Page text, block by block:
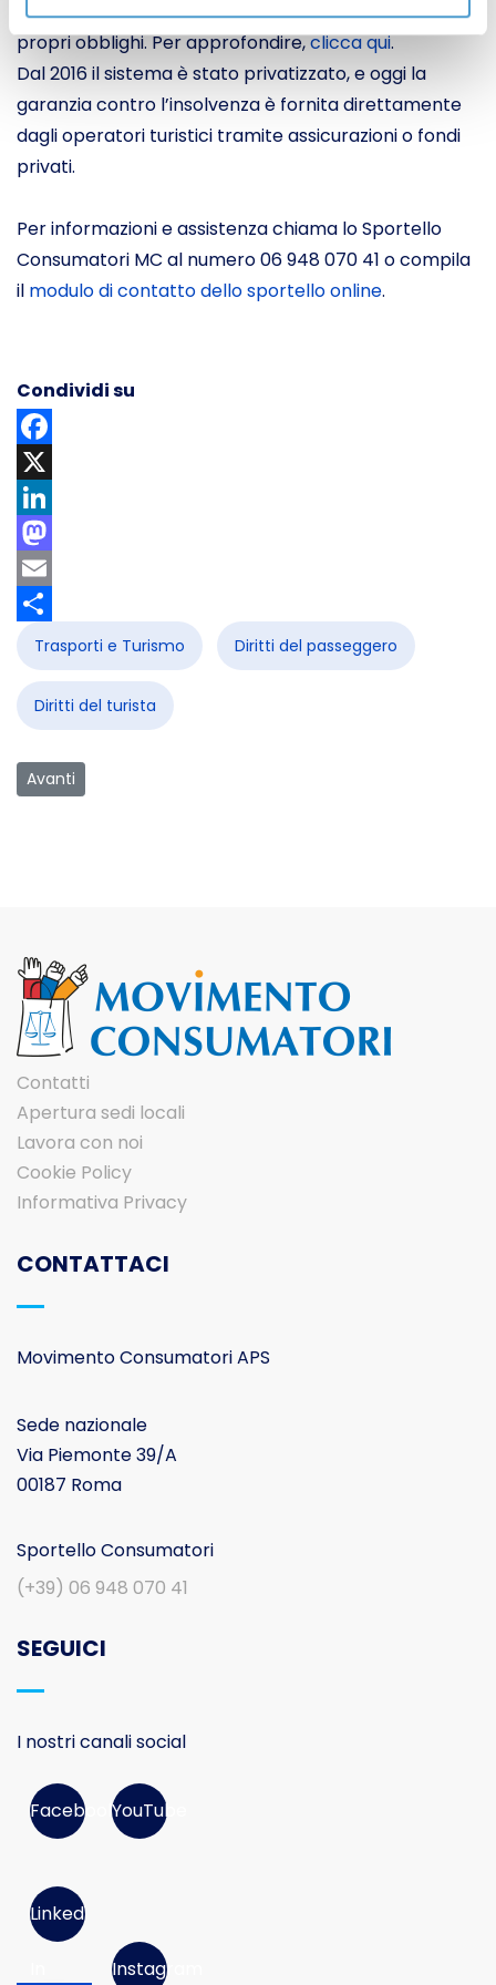
l’organizzatore non era in grado di adempiere ai
propri obblighi. Per approfondire,clicca qui.
Dal 2016 il sistema è stato privatizzato, e oggi la
garanzia contro l’insolvenza è fornita direttamente
dagli operatori turistici tramite assicurazioni o fondi
privati.
Per informazioni e assistenza chiama lo Sportello
Consumatori MC al numero 06 948 070 41 o compila
il modulo di contatto dello sportello online.
Condividi su
Facebook
X
LinkedIn
Mastodon
Email
Share
Trasporti e Turismo Diritti del passeggero
Diritti del turista
Articolo successivo: Annullamento pacchetto turistico
Avanti
Contatti
Apertura sedi locali
Lavora con noi
Cookie Policy
Informativa Privacy
CONTATTACI
Movimento Consumatori APS
Sede nazionale
Via Piemonte 39/A
00187 Roma
Sportello Consumatori
(+39) 06 948 070 41
SEGUICI
I nostri canali social
FacebookYouTube
Linked
Instagram